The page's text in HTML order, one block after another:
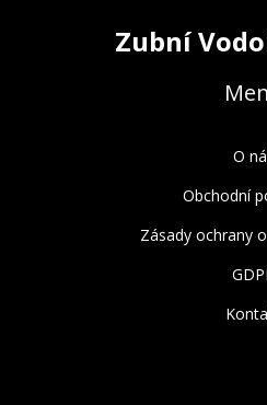
Zubní
O
Obchodní
Zásady ochrany